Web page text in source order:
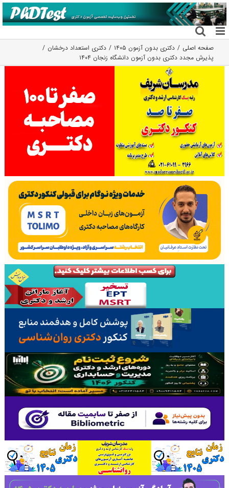
رفتن
به
محتوا
صفحه اصلی دکتری بدون آزمون ۱۴۰۵
دکتری استعداد درخشان
پذیرش مجدد دکتری بدون آزمون دانشگاه زنجان ۱۴۰۴